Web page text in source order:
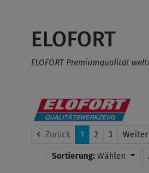
ELOFORT
ELOFORT Premiumqualität
Zurück 1 2 3 Weiter
Sortierung: Wählen